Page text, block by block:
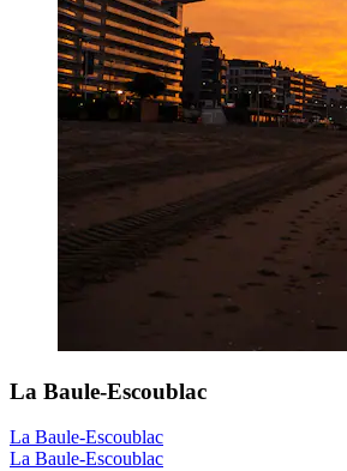
La Baule-Escoublac
La Baule-Escoublac
La Baule-Escoublac